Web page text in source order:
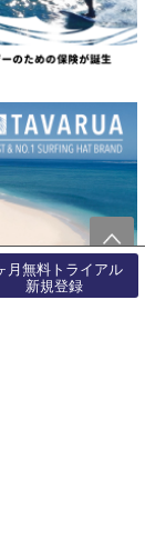
月無料トライアル
新規登録